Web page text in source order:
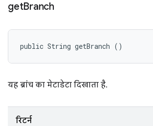
getBranch
public String getBranch ()
यह ब्रांच का मेटाडेटा दिखाता है.
रिटर्न